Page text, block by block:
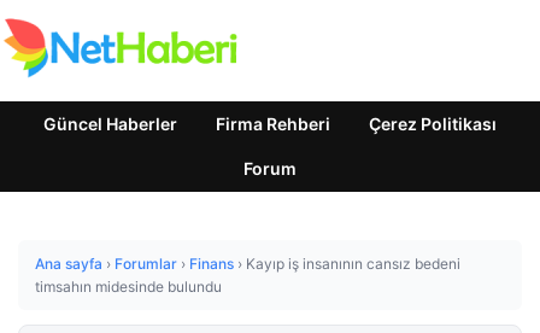
Güncel Haberler Firma Rehberi Çerez Politikası
Forum
Ana sayfa › Forumlar › Finans › Kayıp iş insanının cansız bedeni
timsahın midesinde bulundu